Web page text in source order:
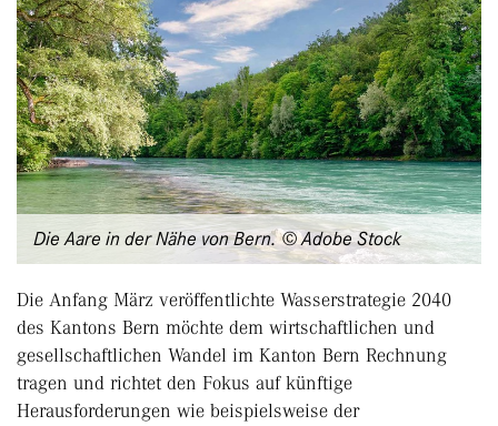
Die Aare in der Nähe von Bern. © Adobe Stock
Die Anfang März veröffentlichte Wasserstrategie 2040
des Kantons Bern möchte dem wirtschaftlichen und
gesellschaftlichen Wandel im Kanton Bern Rechnung
tragen und richtet den Fokus auf künftige
Herausforderungen wie beispielsweise der